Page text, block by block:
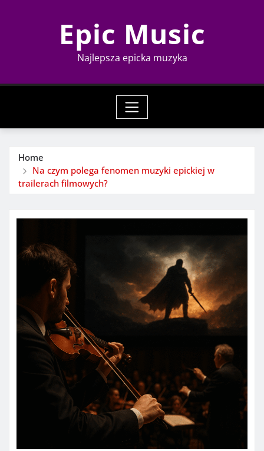
Epic Music
Najlepsza epicka muzyka
Home
Na czym polega fenomen muzyki epickiej w
trailerach filmowych?